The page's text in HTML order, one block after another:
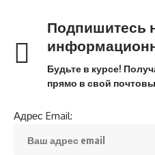
Подпишитесь
Будьте в курсе!
прямо в свой
Адрес Email: